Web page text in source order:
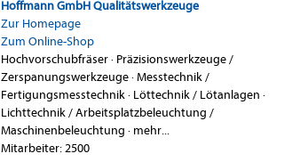
Hoffmann GmbH Qualitätswerkzeuge
Zur Homepage
Zum Online-Shop
Hochvorschubfräser· Präzisionswerkzeuge /
Zerspanungswerkzeuge·Messtechnik /
Fertigungsmesstechnik· Löttechnik / Lötanlagen ·
Lichttechnik / Arbeitsplatzbeleuchtung /
Maschinenbeleuchtung · mehr...
Mitarbeiter: 2500